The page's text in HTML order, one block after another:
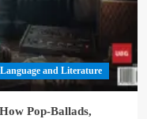
Language and Literature
Pop-Ballads,